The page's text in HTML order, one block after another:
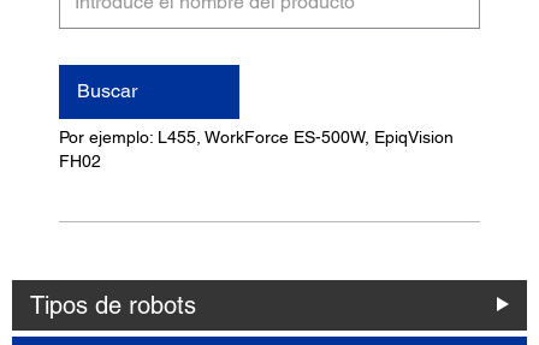
del
producto
Buscar
Por ejemplo: L455, WorkForce ES-500W, EpiqVision
FH02
Tipos de robots